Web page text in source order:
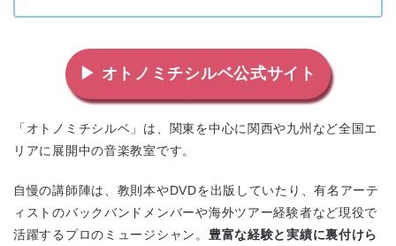
▶ オトノミチシルベ公式サイト
「オトノミチシルベ」は、関東を中心に関西や九州など全国エ
リアに展開中の音楽教室です。
自慢の講師陣は、教則本やDVDを出版していたり、有名アーテ
ィストのバックバンドメンバーや海外ツアー経験者など現役で
活躍するプロのミュージシャン。 豊富な経験と実績に裏付けら